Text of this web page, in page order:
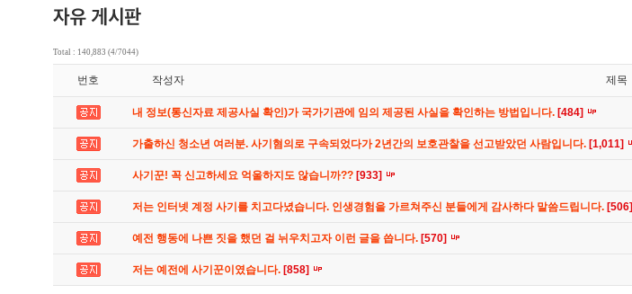
Total : 140,883 (4/7044)
번호 작성자 제목
내 정보(통신자료 제공사실 확인)가 국가기관에 임의 제공된 사실을 확인하는 방법입니다. [484]
가출하신 청소년 여러분. 사기혐의로 구속되었다가 2년간의 보호관찰을 선고받았던 사람입니다. [1,011]
사기꾼! 꼭 신고하세요 억울하지도 않습니까?? [933]
저는 인터넷 계정 사기를 치고다녔습니다. 인생경험을 가르쳐주신 분들에게 감사하다 말씀드립니다. [506]
예전 행동에 나쁜 짓을 했던 걸 뉘우치고자 이런 글을 씁니다. [570]
저는 예전에 사기꾼이였습니다. [858]